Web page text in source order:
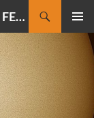
CIELMANIA : le blog de Jean-Baptiste FELDMANN, photographe du ciel
MENU